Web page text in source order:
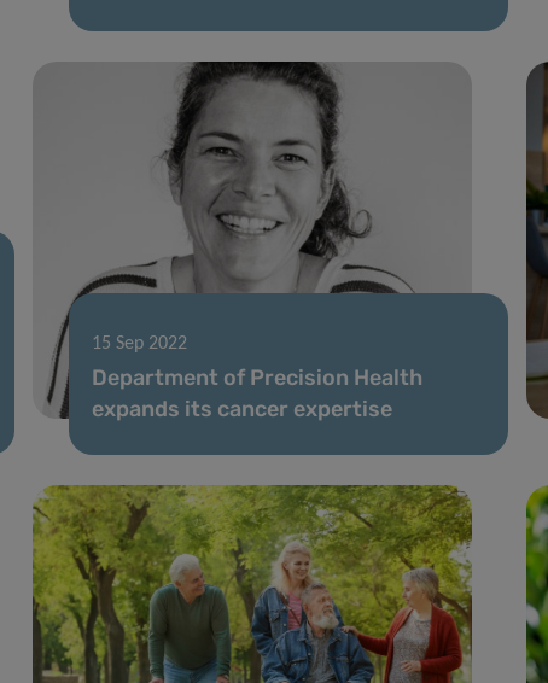
15 Sep 2022
Department of Precision Health
expands its cancer expertise